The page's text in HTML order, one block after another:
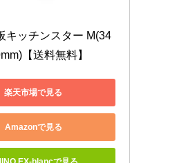
キッチンスター M(34
【送料無料】
楽天市場で見る
Amazonで見る